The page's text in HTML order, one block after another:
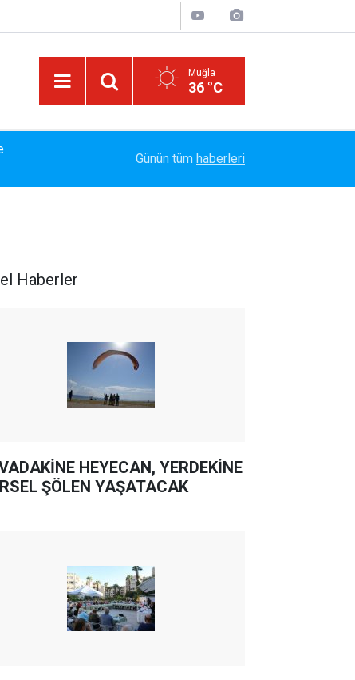
Muğla
36 °C
Bakanlık Veri Sunamadı: Metin Ergun'dan
Günün tüm haberleri
Haberler
HEYECAN, YERDEKİNE
ŞÖLEN YAŞATACAK